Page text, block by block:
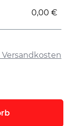
Versandkosten
0,00 €